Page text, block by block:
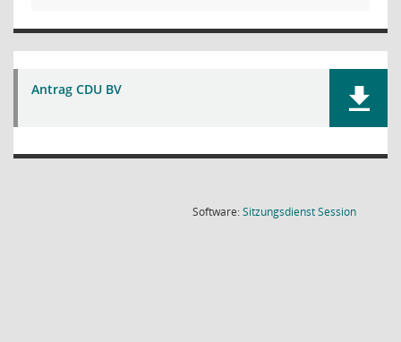
Antrag CDU BV
Software:SitzungsdienstSession(Wird in